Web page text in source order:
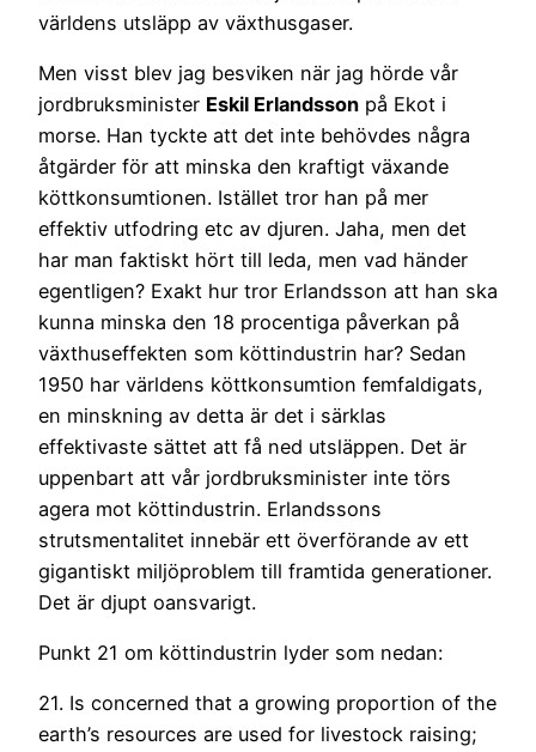
världens utsläpp av växthusgaser.
Men visst blev jag besviken när jag hörde vår
jordbruksminister Eskil Erlandsson på Ekot i
morse. Han tyckte att det inte behövdes några
åtgärder för att minska den kraftigt växande
köttkonsumtionen. Istället tror han på mer
effektiv utfodring etc av djuren. Jaha, men det
har man faktiskt hört till leda, men vad händer
egentligen? Exakt hur tror Erlandsson att han ska
kunna minska den 18 procentiga påverkan på
växthuseffekten som köttindustrin har? Sedan
1950 har världens köttkonsumtion femfaldigats,
en minskning av detta är det i särklas
effektivaste sättet att få ned utsläppen. Det är
uppenbart att vår jordbruksminister inte törs
agera mot köttindustrin. Erlandssons
strutsmentalitet innebär ett överförande av ett
gigantiskt miljöproblem till framtida generationer.
Det är djupt oansvarigt.
Punkt 21 om köttindustrin lyder som nedan:
21. Is concerned that a growing proportion of the
earth’s resources are used for livestock raising;